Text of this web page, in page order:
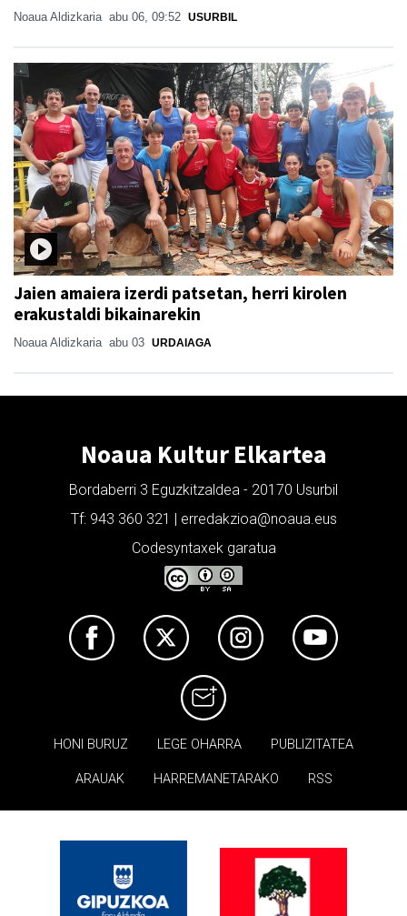
Noaua Aldizkaria abu 06, 09:52 USURBIL
Jaien amaiera izerdi patsetan, herri kirolen
erakustaldi bikainarekin
Noaua Aldizkaria abu 03 URDAIAGA
Noaua Kultur Elkartea
Bordaberri 3 Eguzkitzaldea - 20170 Usurbil
Tf: 943 360 321 | erredakzioa@noaua.eus
Codesyntaxek garatua
HONI BURUZ LEGE OHARRA PUBLIZITATEA
ARAUAK HARREMANETARAKO RSS